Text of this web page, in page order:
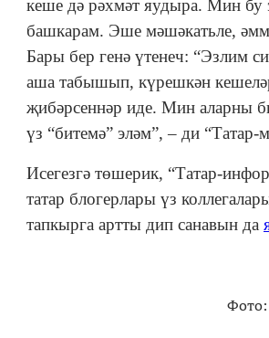
кеше дә рәхмәт яудыра. Мин бу
башкарам. Эше мәшәкатьле,
Бары бер генә үтенеч: “Эзлим
аша табышып, күрешкән
җибәрсеннәр иде. Мин аларны
үз “битемә” эләм”, – ди “Татар-
Исегезгә төшерик, “Татар-
татар блогерлары үз
тапкырга артты дип санавын да
Фото: